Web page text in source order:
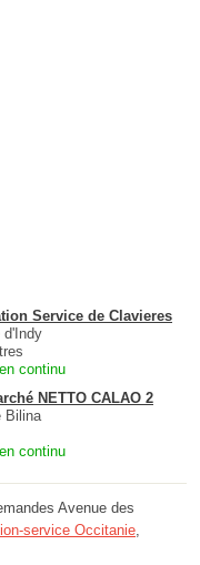
Service de Clavieres
d'Indy
continu
NETTO CALAO 2
Bilina
continu
Avenue des
service Occitanie